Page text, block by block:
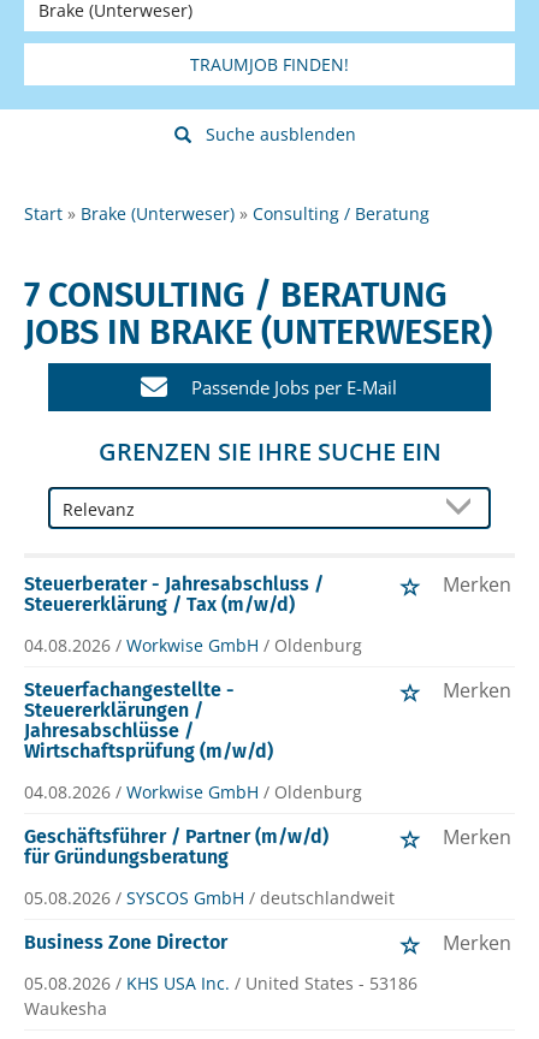
TRAUMJOB FINDEN!
Suche ausblenden
Start Brake (Unterweser) Consulting / Beratung
7 CONSULTING / BERATUNG
JOBS IN BRAKE (UNTERWESER)
Passende Jobs per E-Mail
GRENZEN SIE IHRE SUCHE EIN
Steuerberater - Jahresabschluss /
Steuererklärung / Tax (m/w/d)
Merken
04.08.2026 / Workwise GmbH / Oldenburg
Steuerfachangestellte -
Steuererklärungen /
Jahresabschlüsse /
Wirtschaftsprüfung (m/w/d)
Merken
04.08.2026 / Workwise GmbH / Oldenburg
Geschäftsführer / Partner (m/w/d)
für Gründungsberatung
Merken
05.08.2026 / SYSCOS GmbH / deutschlandweit
Business Zone Director
Merken
05.08.2026 / KHS USA Inc. / United States - 53186
Waukesha